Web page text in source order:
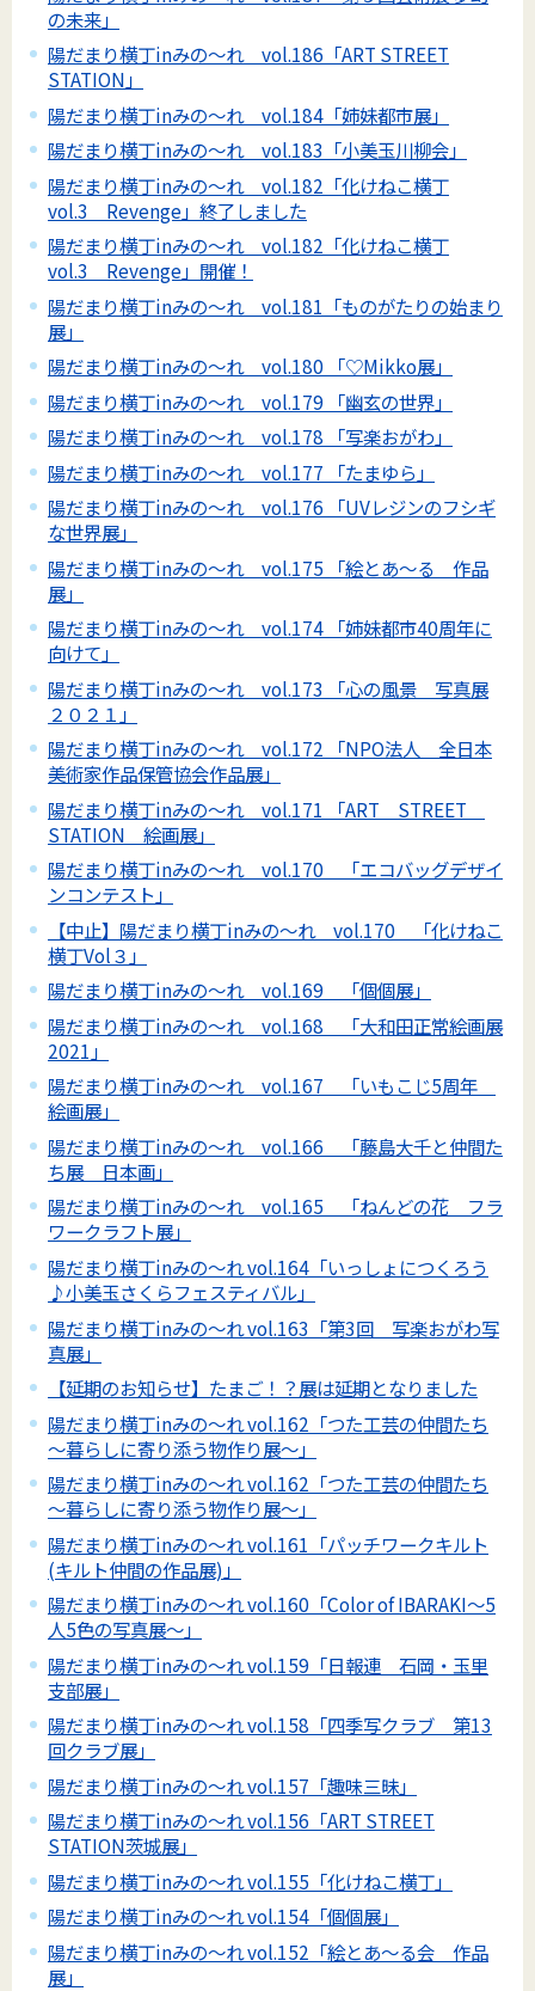
の未来」
陽だまり横丁inみの～れ vol.186「ART STREET
STATION」
陽だまり横丁inみの～れ vol.184「姉妹都市展」
陽だまり横丁inみの～れ vol.183「小美玉川柳会」
陽だまり横丁inみの～れ vol.182「化けねこ横丁
vol.3 Revenge」終了しました
陽だまり横丁inみの～れ vol.182「化けねこ横丁
vol.3 Revenge」開催！
陽だまり横丁inみの～れ vol.181「ものがたりの始まり
展」
陽だまり横丁inみの～れ vol.180 「♡Mikko展」
陽だまり横丁inみの～れ vol.179 「幽玄の世界」
陽だまり横丁inみの～れ vol.178 「写楽おがわ」
陽だまり横丁inみの～れ vol.177 「たまゆら」
陽だまり横丁inみの～れ vol.176 「UVレジンのフシギ
な世界展」
陽だまり横丁inみの～れ vol.175 「絵とあ～る 作品
展」
陽だまり横丁inみの～れ vol.174 「姉妹都市40周年に
向けて」
陽だまり横丁inみの～れ vol.173 「心の風景 写真展
２０２１」
陽だまり横丁inみの～れ vol.172 「NPO法人 全日本
美術家作品保管協会作品展」
陽だまり横丁inみの～れ vol.171 「ART STREET
STATION 絵画展」
陽だまり横丁inみの～れ vol.170 「エコバッグデザイ
ンコンテスト」
【中止】陽だまり横丁inみの～れ vol.170 「化けねこ
横丁Vol３」
陽だまり横丁inみの～れ vol.169 「個個展」
陽だまり横丁inみの～れ vol.168 「大和田正常絵画展
2021」
陽だまり横丁inみの～れ vol.167 「いもこじ5周年
絵画展」
陽だまり横丁inみの～れ vol.166 「藤島大千と仲間た
ち展 日本画」
陽だまり横丁inみの～れ vol.165 「ねんどの花 フラ
ワークラフト展」
陽だまり横丁inみの～れ vol.164「いっしょにつくろう
♪小美玉さくらフェスティバル」
陽だまり横丁inみの～れ vol.163「第3回 写楽おがわ写
真展」
【延期のお知らせ】たまご！？展は延期となりました
陽だまり横丁inみの～れ vol.162「つた工芸の仲間たち
～暮らしに寄り添う物作り展～」
陽だまり横丁inみの～れ vol.162「つた工芸の仲間たち
～暮らしに寄り添う物作り展～」
陽だまり横丁inみの～れ vol.161「パッチワークキルト
(キルト仲間の作品展)」
陽だまり横丁inみの～れ vol.160「Color of IBARAKI～5
人5色の写真展～」
陽だまり横丁inみの～れ vol.159「日報連 石岡・玉里
支部展」
陽だまり横丁inみの～れ vol.158「四季写クラブ 第13
回クラブ展」
陽だまり横丁inみの～れ vol.157「趣味三昧」
陽だまり横丁inみの～れ vol.156「ART STREET
STATION茨城展」
陽だまり横丁inみの～れ vol.155「化けねこ横丁」
陽だまり横丁inみの～れ vol.154「個個展」
陽だまり横丁inみの～れ vol.152「絵とあ～る会 作品
展」